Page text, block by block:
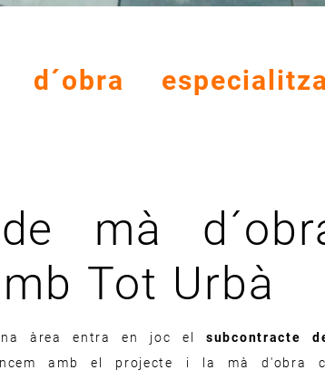
mà
Tot Urbà
àrea entra en joc elsubcontracte
amb el projecte i la mà d'obra